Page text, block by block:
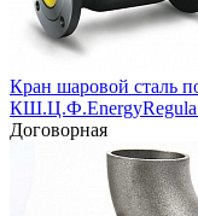
Кран шаровой сталь
Договорная